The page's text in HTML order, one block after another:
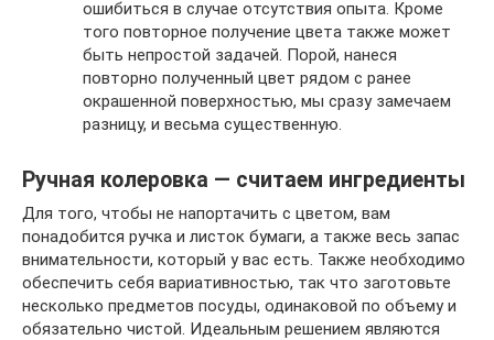
ошибиться в случае отсутствия опыта. Кроме
того повторное получение цвета также может
быть непростой задачей. Порой, нанеся
повторно полученный цвет рядом с ранее
окрашенной поверхностью, мы сразу замечаем
разницу, и весьма существенную.
Ручная колеровка — считаем ингредиенты
Для того, чтобы не напортачить с цветом, вам
понадобится ручка и листок бумаги, а также весь запас
внимательности, который у вас есть. Также необходимо
обеспечить себя вариативностью, так что заготовьте
несколько предметов посуды, одинаковой по объему и
обязательно чистой. Идеальным решением являются